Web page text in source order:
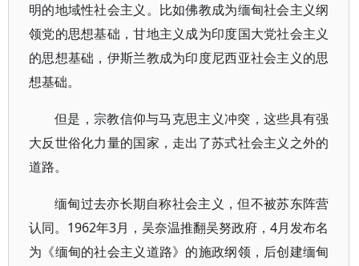
明的地域性社会主义。比如佛教成为缅甸社会主义纲
领党的思想基础，甘地主义成为印度国大党社会主义
的思想基础，伊斯兰教成为印度尼西亚社会主义的思
想基础。
但是，宗教信仰与马克思主义冲突，这些具有强
大反世俗化力量的国家，走出了苏式社会主义之外的
道路。
缅甸过去亦长期自称社会主义，但不被苏东阵营
认同。1962年3月，吴奈温推翻吴努政府，4月发布名
为《缅甸的社会主义道路》的施政纲领，后创建缅甸